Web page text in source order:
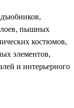
пышных
костюмов,
элементов,
и интерьерного